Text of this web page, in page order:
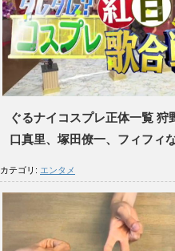
ぐるナイコスプレ正体一覧 狩
口真里、塚田僚一、フィフィ
カテゴリ: エンタメ